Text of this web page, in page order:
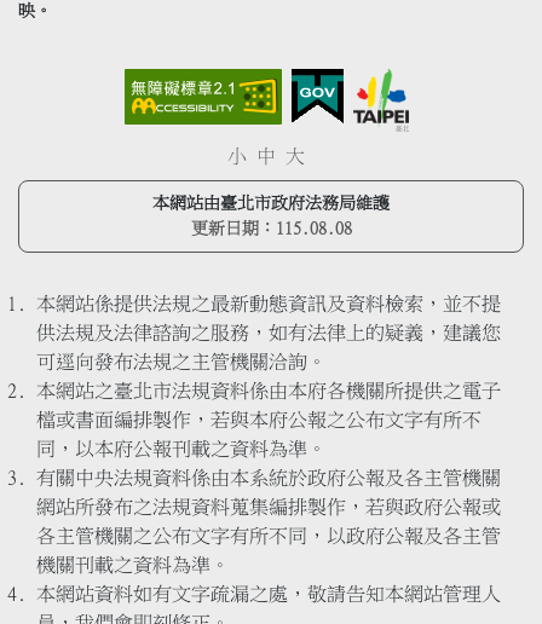
映。
小 中 大
本網站由臺北市政府法務局維護
更新日期： 115.08.08
本網站係提供法規之最新動態資訊及資料檢索，並不提
供法規及法律諮詢之服務，如有法律上的疑義，建議您
可逕向發布法規之主管機關洽詢。
本網站之臺北市法規資料係由本府各機關所提供之電子
檔或書面編排製作，若與本府公報之公布文字有所不
同，以本府公報刊載之資料為準。
有關中央法規資料係由本系統於政府公報及各主管機關
網站所發布之法規資料蒐集編排製作，若與政府公報或
各主管機關之公布文字有所不同，以政府公報及各主管
機關刊載之資料為準。
本網站資料如有文字疏漏之處，敬請告知本網站管理人